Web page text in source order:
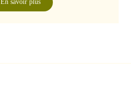
En savoir plus